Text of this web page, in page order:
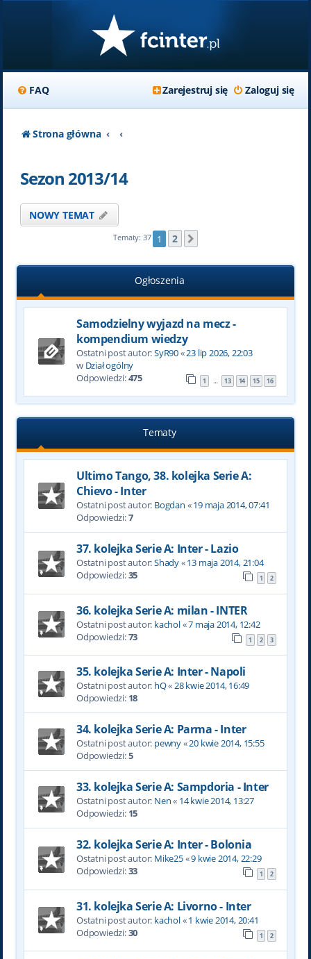
FAQ Zaloguj się
Zarejestruj się
Strona główna
Sezon 2013/14
NOWY TEMAT
Tematy: 37 1 2
Ogłoszenia
Samodzielny wyjazd na mecz -
kompendium wiedzy
Ostatni post autor:SyR90«23 lip 2026, 22:03
w Dział ogólny
Odpowiedzi:475 1 … 13 14 15 16
Tematy
Ultimo Tango, 38. kolejka Serie A:
Chievo - Inter
Ostatni post autor: Bogdan «19 maja 2014, 07:41
Odpowiedzi:7
37. kolejka Serie A: Inter - Lazio
Ostatni post autor:Shady«13 maja 2014, 21:04
Odpowiedzi:35 1 2
36. kolejka Serie A: milan - INTER
Ostatni post autor: kachol«7 maja 2014, 12:42
Odpowiedzi:73 1 2 3
35. kolejka Serie A: Inter - Napoli
Ostatni post autor: hQ«28 kwie 2014, 16:49
Odpowiedzi: 18
34. kolejka Serie A: Parma - Inter
Ostatni post autor: pewny«20 kwie 2014, 15:55
Odpowiedzi:5
33. kolejka Serie A: Sampdoria - Inter
Ostatni post autor: Nen« 14 kwie 2014, 13:27
Odpowiedzi: 15
32. kolejka Serie A: Inter - Bolonia
Ostatni post autor: Mike25«9 kwie 2014, 22:29
Odpowiedzi:33 1 2
31. kolejka Serie A: Livorno - Inter
Ostatni post autor: kachol«1 kwie 2014, 20:41
Odpowiedzi:30 1 2